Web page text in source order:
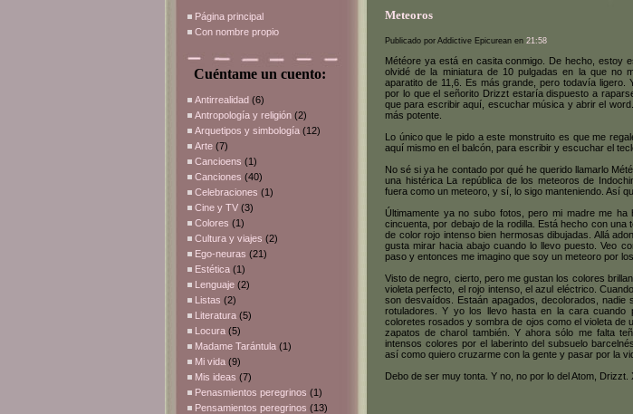
Página principal
Con nombre propio
Cuéntame un cuento:
Antirrealidad (6)
Antropología y religión (2)
Arquetipos y simbología (12)
Arte (7)
Cancioens (1)
Canciones (40)
Celebraciones (1)
Cine y TV (3)
Colores (1)
Cultura y viajes (2)
Ego-neuras (21)
Estética (1)
Lenguaje (2)
Listas (2)
Literatura (5)
Locura (5)
Madame Tarántula (1)
Mi vida (9)
Mis ideas (7)
Penasmientos peregrinos (1)
Pensamientos peregrinos (13)
Meteoros
Publicado por Addictive Epicurean en 21:58
Météore ya está en casita conmigo. De hecho, estoy
olvidé de la miniatura de 10 pulgadas en la que no
aparatito de 11,6. Es más grande, pero todavía
por lo que el señorito Drizzt estaría dispuesto a
que para escribir aquí, escuchar música y abrir el
más potente.
Lo único que le pido a este monstruito es que me
aquí mismo en el balcón, para escribir y escuchar el
No sé si ya he contado por qué he querido llamarlo
una histérica La república de los meteoros de
fuera como un meteoro, y sí, lo sigo manteniendo. Así
Últimamente ya no subo fotos, pero mi madre me
cincuenta, por debajo de la rodilla. Está hecho con una
de color rojo intenso bien hermosas dibujadas. Allá
gusta mirar hacia abajo cuando lo llevo puesto. Veo
paso y entonces me imagino que soy un meteoro por
Visto de negro, cierto, pero me gustan los colores
violeta perfecto, el rojo intenso, el azul eléctrico.
son desvaídos. Estaán apagados, decolorados,
rotuladores. Y yo los llevo hasta en la cara cuando
coloretes rosados y sombra de ojos como el violeta de
zapatos de charol también. Y ahora sólo me falta
intensos colores por el laberinto del subsuelo
así como quiero cruzarme con la gente y pasar por la
Debo de ser muy tonta. Y no, no por lo del Atom, Drizzt.